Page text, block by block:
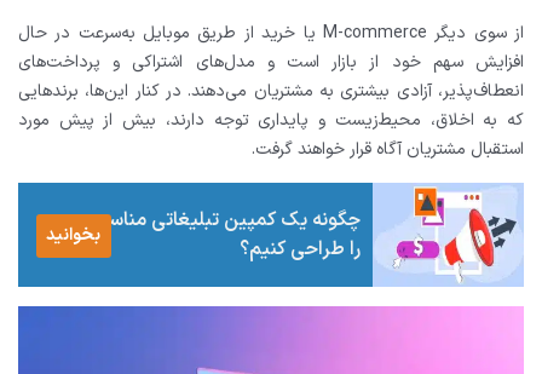
از سوی دیگر M-commerce یا خرید از طریق موبایل به‌سرعت در حال
افزایش سهم خود از بازار است و مدل‌های اشتراکی و پرداخت‌های
انعطاف‌پذیر، آزادی بیشتری به مشتریان می‌دهند. در کنار این‌ها، برندهایی
که به اخلاق، محیط‌زیست و پایداری توجه دارند، بیش از پیش مورد
استقبال مشتریان آگاه قرار خواهند گرفت.
چگونه یک کمپین تبلیغاتی مناسب
را طراحی کنیم؟
بخوانید